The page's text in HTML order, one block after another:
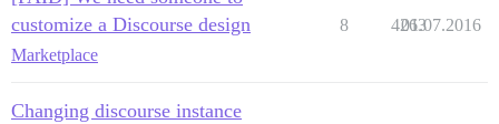
customize a Discourse design
Marketplace
8 4263
01.07.2016
Changing discourse instance